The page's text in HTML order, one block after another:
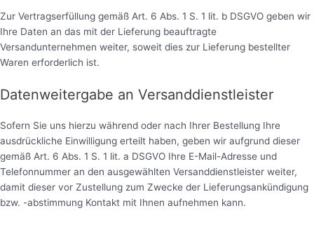
Zur Vertragserfüllung gemäß Art. 6 Abs. 1 S. 1 lit. b DSGVO geben wir
Ihre Daten an das mit der Lieferung beauftragte
Versandunternehmen weiter, soweit dies zur Lieferung bestellter
Waren erforderlich ist.
Datenweitergabe an Versanddienstleister
Sofern Sie uns hierzu während oder nach Ihrer Bestellung Ihre
ausdrückliche Einwilligung erteilt haben, geben wir aufgrund dieser
gemäß Art. 6 Abs. 1 S. 1 lit. a DSGVO Ihre E-Mail-Adresse und
Telefonnummer an den ausgewählten Versanddienstleister weiter,
damit dieser vor Zustellung zum Zwecke der Lieferungsankündigung
bzw. -abstimmung Kontakt mit Ihnen aufnehmen kann.